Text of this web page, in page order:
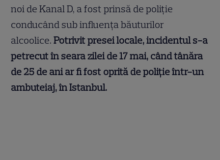
noi de Kanal D, a fost prinsă de poliție
conducând sub influența băuturilor
alcoolice.Potrivit presei locale, incidentul s-a
petrecut în seara zilei de 17 mai, când tânăra
de 25 de ani ar fi fost oprită de poliție într-un
ambuteiaj, în Istanbul.